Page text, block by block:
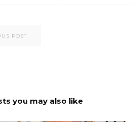
POST
you may also like